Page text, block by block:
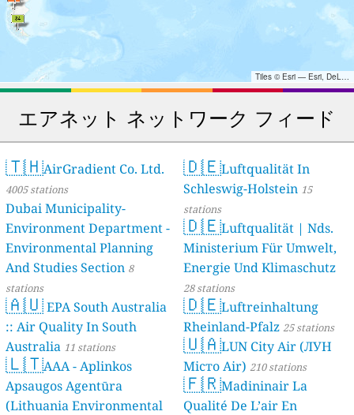
Tiles © Esri — Esri, DeLorme, NAVTEQ, TomTom, Intermap, iPC, USGS, FAO, NPS, NRCAN, GeoBase, Kadaster NL, Ordnance Survey, Esri Japan, METI, Esri China (Hong Kong), and the GIS User Community
エアネット ネットワーク フィード
🇹🇭AirGradient Co. Ltd.
4005 stations
Dubai Municipality-
Environment Department -
Environmental Planning
And Studies Section 8
stations
🇦🇺EPA South Australia
:: Air Quality In South
Australia 11 stations
🇱🇹AAA - Aplinkos
Apsaugos Agentūra
(Lithuania Environmental
🇩🇪Luftqualität In
Schleswig-Holstein 15
stations
🇩🇪Luftqualität | Nds.
Ministerium Für Umwelt,
Energie Und Klimaschutz
28 stations
🇩🇪Luftreinhaltung
Rheinland-Pfalz 25 stations
🇺🇦LUN City Air (ЛУН
Місто Air) 210 stations
🇫🇷Madininair La
Qualité De L’air En